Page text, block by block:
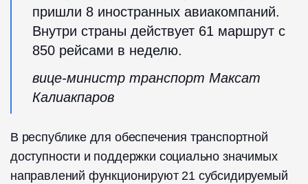
пришли 8 иностранных авиакомпаний.
Внутри страны действует 61 маршрут с
850 рейсами в неделю.
вице-министр транспорт Максат
Калиакпаров
В республике для обеспечения транспортной
доступности и поддержки социально значимых
направлений функционируют 21 субсидируемый